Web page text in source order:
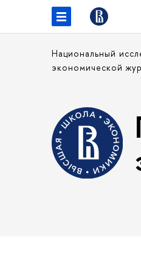
Национальный
экономической